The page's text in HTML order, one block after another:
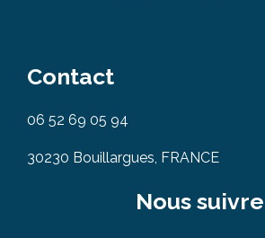
Contact
06 52 69 05 94
30230 Bouillargues, FRANCE
Nous suivre